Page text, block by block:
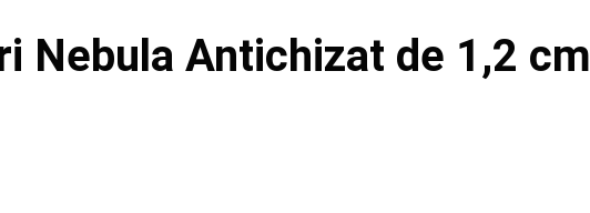
Nebula Antichizat de 1,2 cm